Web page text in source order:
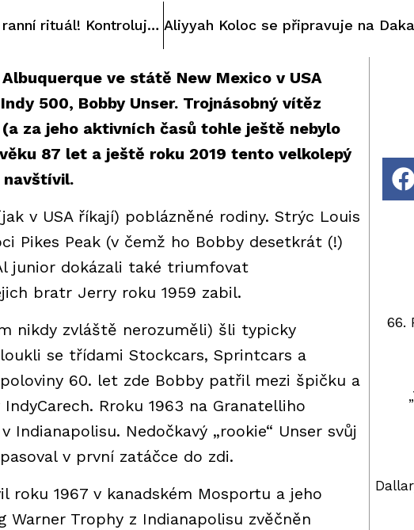
Libor Podmol má nový ranní rituál! Kontroluje speciální účet
ve státě New Mexico v USA
500, Bobby Unser. Trojnásobný vítěz
za jeho aktivních časů tohle ještě nebylo
87 let a ještě roku 2019 tento velkolepý
navštívil.
v USA říkají) poblázněné rodiny. Strýc Louis
Pikes Peak (v čemž ho Bobby desetkrát (!)
junior dokázali také triumfovat
bratr Jerry roku 1959 zabil.
nikdy zvláště nerozuměli) šli typicky
se třídami Stockcars, Sprintcars a
60. let zde Bobby patřil mezi špičku a
Rroku 1963 na Granatelliho
Nedočkavý „rookie“ Unser svůj
v první zatáčce do zdi.
1967 v kanadském Mosportu a jeho
Trophy z Indianapolisu zvěčněn
66.